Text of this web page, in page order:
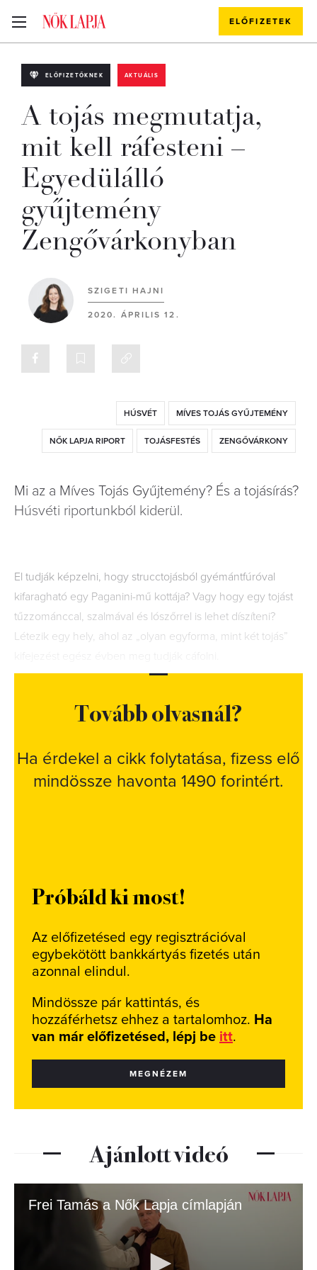
ELŐFIZETEK
ELŐFIZETŐKNEK AKTUÁLIS
A tojás megmutatja,
mit kell ráfesteni –
Egyedülálló
gyűjtemény
Zengővárkonyban
SZIGETI HAJNI
2020. ÁPRILIS 12.
HÚSVÉT MÍVES TOJÁS GYŰJTEMÉNY
NŐK LAPJA RIPORT TOJÁSFESTÉS ZENGŐVÁRKONY
Mi az a Míves Tojás Gyűjtemény? És a tojásírás?
Húsvéti riportunkból kiderül.
El tudják képzelni, hogy strucctojásból gyémántfúróval
kifaragható egy Paganini-mű kottája? Vagy hogy egy tojást
tűzzománccal, szalmával és lószőrrel is lehet díszíteni?
Létezik egy hely, ahol az „olyan egyforma, mint két tojás”
Tovább olvasnál?
Ha érdekel a cikk folytatása, fizess elő
mindössze havonta 1490 forintért.
Próbáld ki most!
Az előfizetésed egy regisztrációval
egybekötött bankkártyás fizetés után
azonnal elindul.
Mindössze pár kattintás, és
hozzáférhetsz ehhez a tartalomhoz. Ha
van már előfizetésed, lépj be itt.
MEGNÉZEM
Ajánlott videó
Frei Tamás a Nők Lapja címlapján